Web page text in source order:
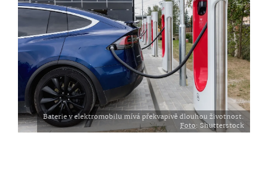
Baterie v elektromobilu mívá překvapivě dlouhou životnost.
Foto: Shutterstock